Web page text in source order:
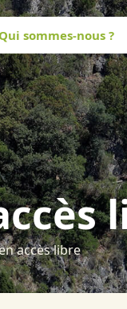
Qui sommes-nous ?
accès libre